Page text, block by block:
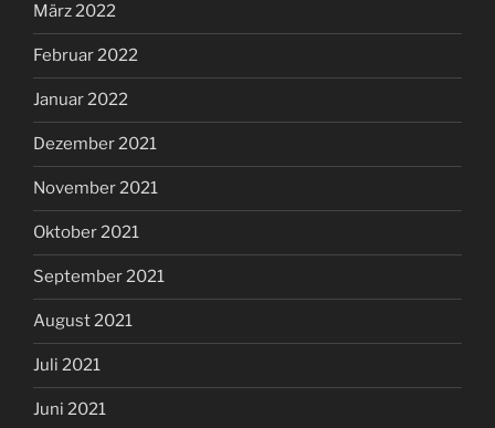
März 2022
Februar 2022
Januar 2022
Dezember 2021
November 2021
Oktober 2021
September 2021
August 2021
Juli 2021
Juni 2021